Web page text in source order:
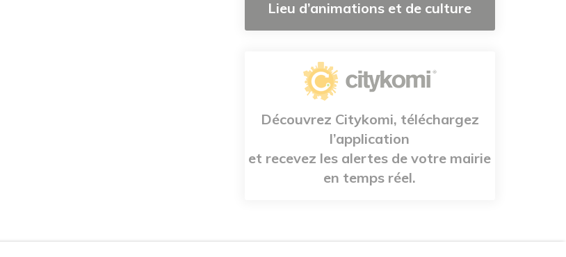
Lieu d’animations et de culture
Découvrez Citykomi, téléchargez
l’application
et recevez les alertes de votre mairie
en temps réel.